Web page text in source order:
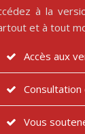
à la
et à tout
Accès aux
Consultation
Vous